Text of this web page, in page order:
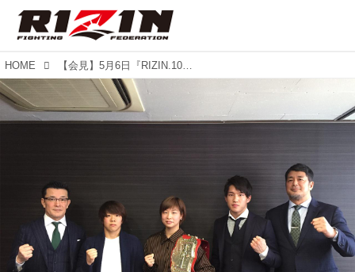
HOME 【会見】5月6日『RIZIN.10』マリンメッセ福岡の決定対戦カード発表・第一弾！ 堀口vsマッコールなどスーパーマッチ5試合、那須川天心の出場も決定!!